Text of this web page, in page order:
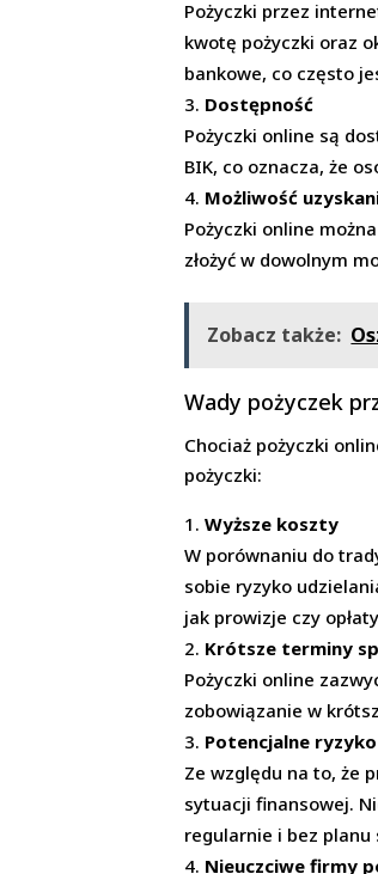
Pożyczki przez
kwotę pożyczki oraz
bankowe, co często
Dostępność
Pożyczki online są
BIK, co oznacza, że
Możliwość
Pożyczki online
złożyć w dowolnym
Zobacz także:
Wady pożyczek
Chociaż pożyczki
pożyczki:
Wyższe koszty
W porównaniu do
sobie ryzyko
jak prowizje czy
Krótsze terminy
Pożyczki online
zobowiązanie w
Potencjalne ryzyko
Ze względu na to, że
sytuacji finansowej.
regularnie i bez planu
Nieuczciwe firmy